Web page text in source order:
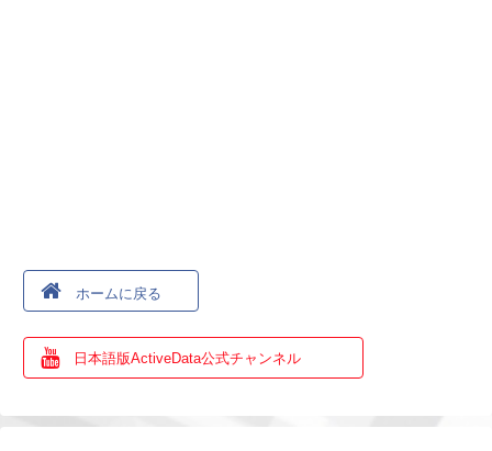
ホームに戻る
日本語版ActiveData公式チャンネル